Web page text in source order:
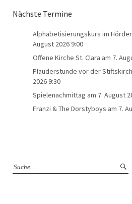
Nächste Termine
Alphabetisierungskurs im
August 2026 9:00
Offene Kirche St. Clara am 7.
Plauderstunde vor der
2026 9:30
Spielenachmittag am 7. August
Franzi & The Dorstyboys am 7.